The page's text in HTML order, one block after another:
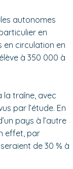
autonomes
en
en circulation en
à 350 000 à
la traîne, avec
par l’étude. En
pays à l’autre
effet, par
de 30 % à